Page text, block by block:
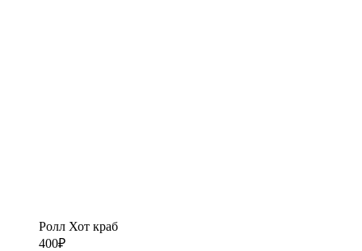
Ролл Хот краб
400₽